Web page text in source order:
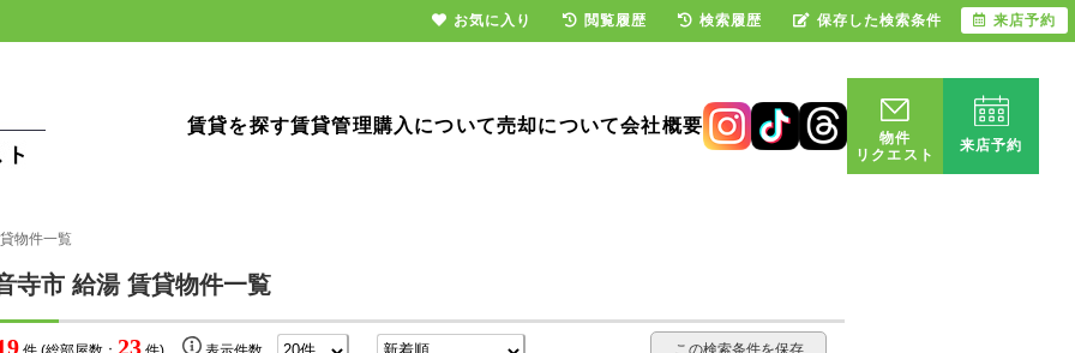
賃貸を探す賃貸管理購入について売却について会社概要
物件
リクエスト
来店予約
物件一覧
寺市 給湯 賃貸物件一覧
23 この検索条件を保存
お気に入り 閲覧履歴 検索履歴 保存した検索条件 来店予約